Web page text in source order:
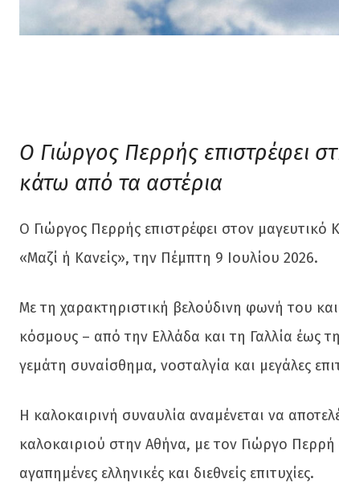
Ο Γιώργος Περρής επιστρέφει
κάτω από τα αστέρια
Ο Γιώργος Περρής επιστρέφει στον
«Μαζί ή Κανείς», την Πέμπτη 9 Ιουλίου 2026.
Με τη χαρακτηριστική βελούδινη φωνή του
κόσμους – από την Ελλάδα και τη Γαλλία έως
γεμάτη συναίσθημα, νοσταλγία και μεγάλες
Η καλοκαιρινή συναυλία αναμένεται να
καλοκαιριού στην Αθήνα, με τον Γιώργο
αγαπημένες ελληνικές και διεθνείς επιτυχίες.